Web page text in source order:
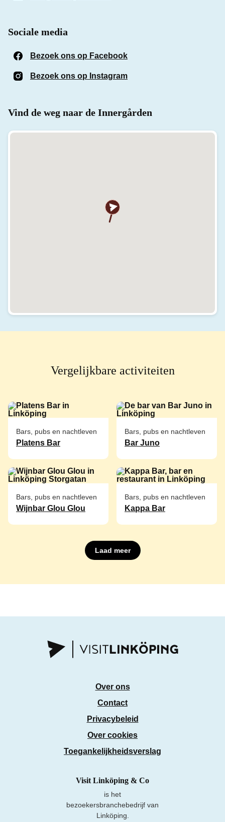
Sociale media
Bezoek ons op Facebook
Bezoek ons op Instagram
Vind de weg naar de Innergården
Vergelijkbare activiteiten
Bars, pubs en nachtleven
Platens Bar
Bars, pubs en nachtleven
Bar Juno
Bars, pubs en nachtleven
Wijnbar Glou Glou
Bars, pubs en nachtleven
Kappa Bar
Laad meer
Over ons
Contact
Privacybeleid
Over cookies
Toegankelijkheidsverslag
Visit Linköping & Co
is het
bezoekersbranchebedrijf van
Linköping.